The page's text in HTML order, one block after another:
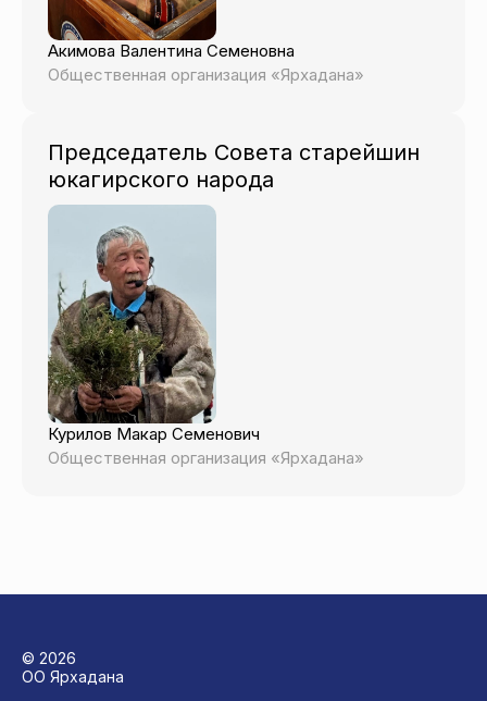
Акимова Валентина Семеновна
Общественная организация «Ярхадана»
Председатель Совета старейшин
юкагирского народа
Курилов Макар Семенович
Общественная организация «Ярхадана»
© 2026
ОО Ярхадана